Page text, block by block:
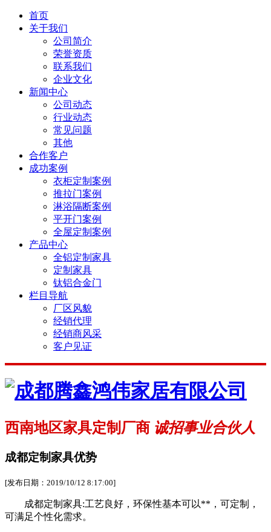
首页
关于我们
公司简介
荣誉资质
联系我们
企业文化
新闻中心
公司动态
行业动态
常见问题
其他
合作客户
成功案例
衣柜定制案例
推拉门案例
淋浴隔断案例
平开门案例
全屋定制案例
产品中心
全铝定制家具
定制家具
钛铝合金门
栏目导航
厂区风貌
经销代理
经销商风采
客户见证
西南地区家具定制厂商 诚招事业合伙人
成都定制家具优势
[发布日期：2019/10/12 8:17:00]
成都定制家具:工艺良好，环保性基本可以**，可定制，
可满足个性化需求。